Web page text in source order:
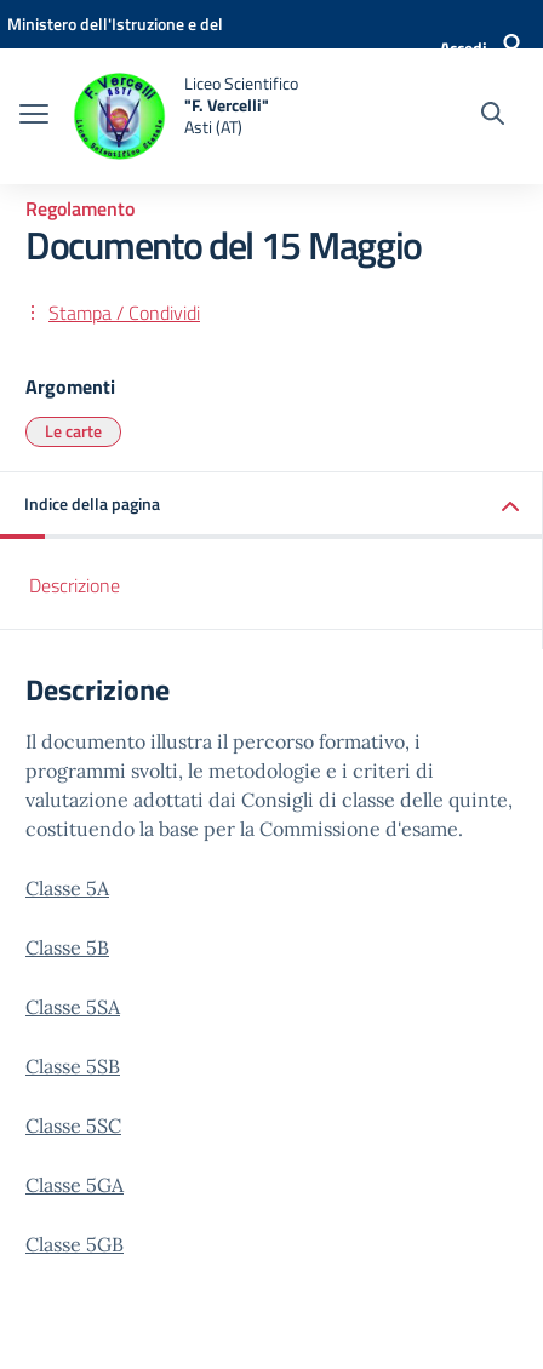
Vai ai contenuti
Vai al menu di navigazione
Vai al footer
Ministero dell'Istruzione e del
Accedi
Liceo Scientifico
"F. Vercelli"
Asti (AT)
Regolamento
Documento del 15 Maggio
Stampa / Condividi
Argomenti
Le carte
Indice della pagina
Descrizione
Descrizione
Il documento illustra il percorso formativo, i
programmi svolti, le metodologie e i criteri di
valutazione adottati dai Consigli di classe delle quinte,
costituendo la base per la Commissione d'esame.
Classe 5A
Classe 5B
Classe 5SA
Classe 5SB
Classe 5SC
Classe 5GA
Classe 5GB